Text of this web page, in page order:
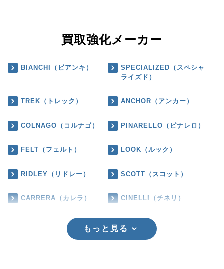
買取強化メーカー
BIANCHI（ビアンキ）
SPECIALIZED（スペシャ
ライズド）
TREK（トレック） ANCHOR（アンカー）
COLNAGO（コルナゴ） PINARELLO（ピナレロ）
FELT（フェルト） LOOK（ルック）
RIDLEY（リドレー） SCOTT（スコット）
CARRERA（カレラ） CINELLI（チネリ）
もっと見る